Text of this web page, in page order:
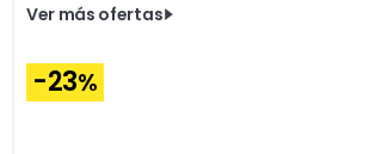
Ver más ofertas
-23%